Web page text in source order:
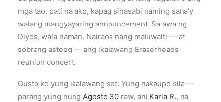
mga tao, pati na ako, kapag sinasabi naming sana’y
walang mangyayaring announcement. Sa awa ng
Diyos, wala naman. Nairaos nang maluwalti — at
sobrang asteeg — ang ikalawang Eraserheads
reunion concert.
Gusto ko yung ikalawang set. Yung nakaupo sila —
parang yung nung Agosto 30 raw, ani Karla R., na